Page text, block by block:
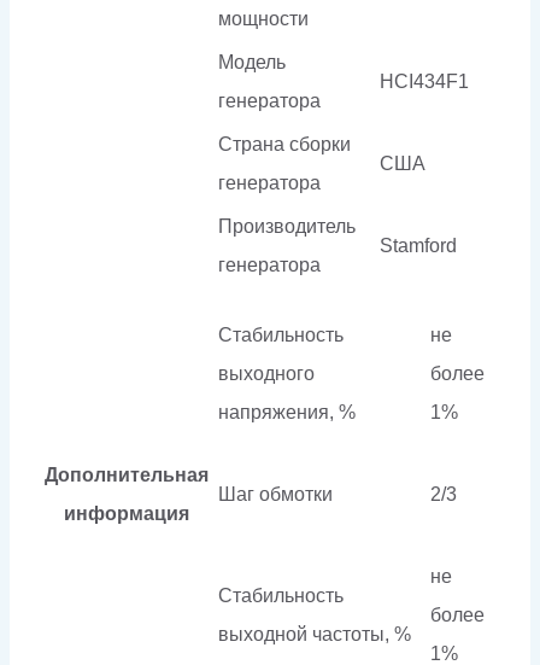
мощности
Модель
генератора
HCI434F1
Страна сборки
генератора
США
Производитель
генератора
Stamford
Дополнительная
информация
Стабильность
выходного
напряжения, %
не
более
1%
Шаг обмотки 2/3
Стабильность
выходной частоты, %
не
более
1%